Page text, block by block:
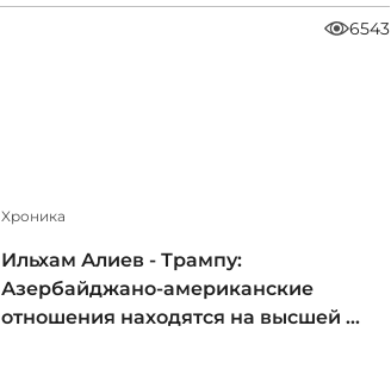
6543
Xроника
Ильхам Алиев - Трампу:
Азербайджано-американские
отношения находятся на высшей ...